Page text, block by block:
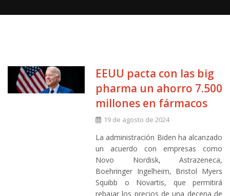
EEUU pacta con las big
pharma un ahorro 7.500
millones en fármacos
19 de agosto de 2024
La administración Biden ha alcanzado
un acuerdo con empresas como
Novo Nordisk, Astrazeneca,
Boehringer Ingelheim, Bristol Myers
Squibb o Novartis, que permitirá
rebajar los precios de una decena de